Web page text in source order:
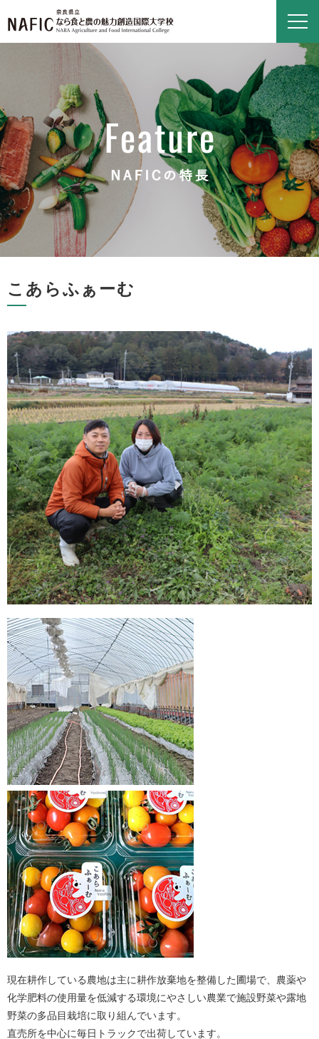
こあらふぁーむ
現在耕作している農地は主に耕作放棄地を整備した圃場で、農薬や
化学肥料の使用量を低減する環境にやさしい農業で施設野菜や露地
野菜の多品目栽培に取り組んでいます。
直売所を中心に毎日トラックで出荷しています。